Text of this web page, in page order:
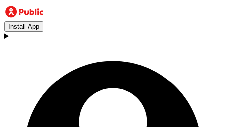
Install App